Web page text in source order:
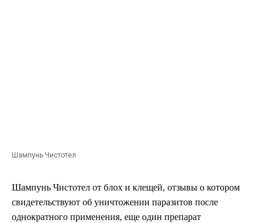
Шампунь Чистотел
Шампунь Чистотел от блох и клещей, отзывы о котором
свидетельствуют об уничтожении паразитов после
однократного применения, еще один препарат